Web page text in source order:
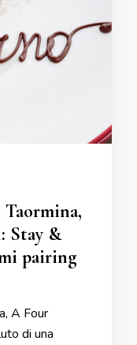
Taormina,
Stay &
pairing
A Four
di una